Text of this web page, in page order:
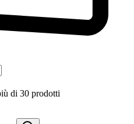
di 30 prodotti